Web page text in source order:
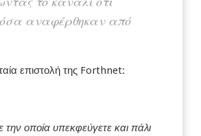
όσα αναφέρθηκαν από
επιστολή της Forthnet:
οποία υπεκφεύγετε και πάλι